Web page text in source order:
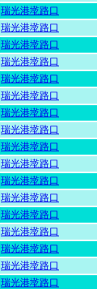
瑞光港墘路口
瑞光港墘路口
瑞光港墘路口
瑞光港墘路口
瑞光港墘路口
瑞光港墘路口
瑞光港墘路口
瑞光港墘路口
瑞光港墘路口
瑞光港墘路口
瑞光港墘路口
瑞光港墘路口
瑞光港墘路口
瑞光港墘路口
瑞光港墘路口
瑞光港墘路口
瑞光港墘路口